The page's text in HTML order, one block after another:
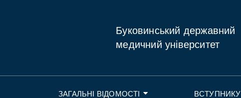
Буковинський державний
медичний університет
ЗАГАЛЬНІ ВІДОМОСТІ ВСТУПНИКУ